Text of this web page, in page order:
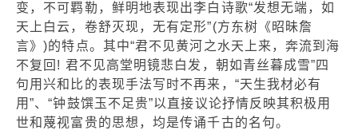
变，不可羁勒，鲜明地表现出李白诗歌“发想无端，如
天上白云，卷舒灭现，无有定形”(方东树《昭昧詹
言》)的特点。其中“君不见黄河之水天上来，奔流到海
不复回! 君不见高堂明镜悲白发，朝如青丝暮成雪”四
句用兴和比的表现手法写时不再来，“天生我材必有
用”、“钟鼓馔玉不足贵”以直接议论抒情反映其积极用
世和蔑视富贵的思想，均是传诵千古的名句。